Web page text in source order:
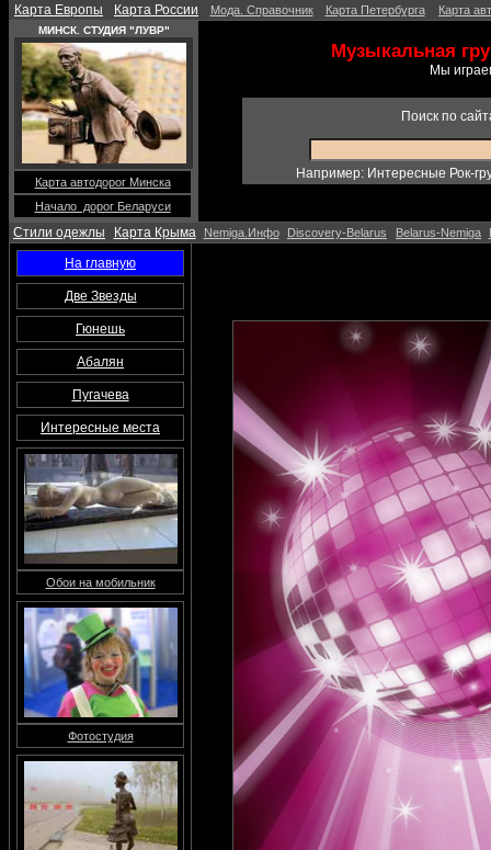
Карта Европы Карта России Мода. Справочник Карта Петербурга Карта
МИНСК. СТУДИЯ "ЛУВР"
Карта автодорог Минска
Начало дорог Беларуси
Музыкальная
Мы
Поиск по
Например: Интересные Рок-
Стили одежлы Карта Крыма Nemiga.Инфо Discovery-Belarus Belarus-Nemiga
На главную
Две Звезды
Гюнешь
Абалян
Пугачева
Интересные места
Обои на мобильник
Фотостудия